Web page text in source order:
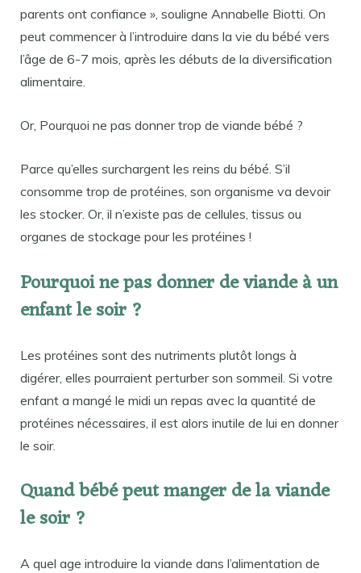
parents ont confiance », souligne Annabelle Biotti. On
peut commencer à l’introduire dans la vie du bébé vers
l’âge de 6-7 mois, après les débuts de la diversification
alimentaire.
Or, Pourquoi ne pas donner trop de viande bébé ?
Parce qu’elles surchargent les reins du bébé. S’il
consomme trop de protéines, son organisme va devoir
les stocker. Or, il n’existe pas de cellules, tissus ou
organes de stockage pour les protéines !
Pourquoi ne pas donner de viande à un
enfant le soir ?
Les protéines sont des nutriments plutôt longs à
digérer, elles pourraient perturber son sommeil. Si votre
enfant a mangé le midi un repas avec la quantité de
protéines nécessaires, il est alors inutile de lui en donner
le soir.
Quand bébé peut manger de la viande
le soir ?
A quel age introduire la viande dans l’alimentation de